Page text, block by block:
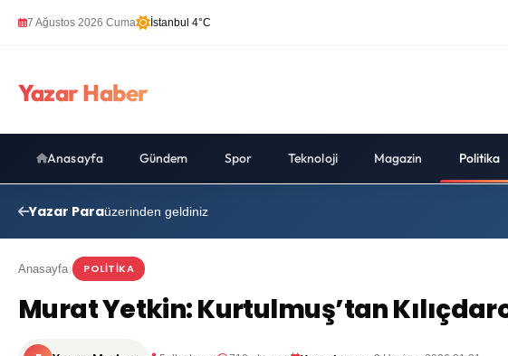
7 Ağustos 2026 Cuma İstanbul 4°C
Yazar Haber
Anasayfa Gündem Spor Teknoloji Magazin Politika
Yazar Paraüzerinden geldiniz
Anasayfa POLITIKA
Murat Yetkin: Kurtulmuş’tan